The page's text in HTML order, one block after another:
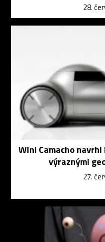
28.
Wini Camacho
výraznými
27.